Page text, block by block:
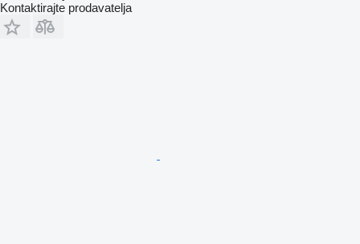
Kontaktirajte prodavatelja